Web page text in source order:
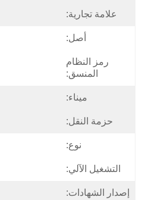
علامة تجارية:
أصل:
رمز النظام
المنسق:
ميناء:
حزمة النقل:
نوع:
التشغيل الآلي:
إصدار الشهادات: